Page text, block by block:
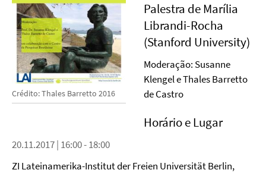
Crédito: Thales Barretto 2016
Palestra de Marília
Librandi-Rocha
(Stanford University)
Moderação: Susanne
Klengel e Thales Barretto
de Castro
Horário e Lugar
20.11.2017 | 16:00 - 18:00
ZI Lateinamerika-Institut der Freien Universität Berlin,